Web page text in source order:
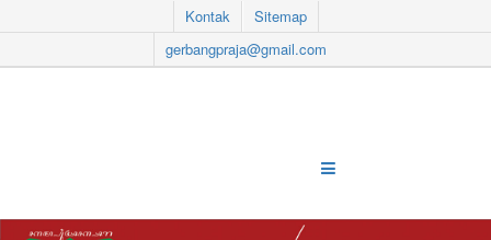
Kontak
Sitemap
gerbangpraja@gmail.com